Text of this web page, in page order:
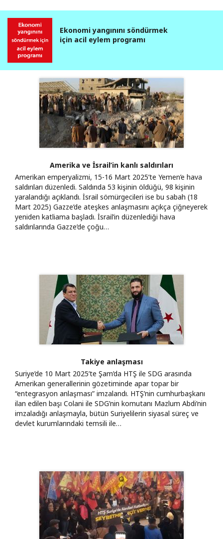
Ekonomi yangınını söndürmek
için acil eylem programı
Amerika ve İsrail’in kanlı saldırıları
Amerikan emperyalizmi, 15-16 Mart 2025’te Yemen’e hava
saldırıları düzenledi. Saldırıda 53 kişinin öldüğü, 98 kişinin
yaralandığı açıklandı. İsrail sömürgecileri ise bu sabah (18
Mart 2025) Gazze’de ateşkes anlaşmasını açıkça çiğneyerek
yeniden katliama başladı. İsrail’in düzenlediği hava
saldırılarında Gazze’de çoğu…
Takiye anlaşması
Suriye’de 10 Mart 2025’te Şam’da HTŞ ile SDG arasında
Amerikan generallerinin gözetiminde apar topar bir
“entegrasyon anlaşması” imzalandı. HTŞ’nin cumhurbaşkanı
ilan edilen başı Colani ile SDG’nin komutanı Mazlum Abdi’nin
imzaladığı anlaşmayla, bütün Suriyelilerin siyasal süreç ve
devlet kurumlarındaki temsili ile…